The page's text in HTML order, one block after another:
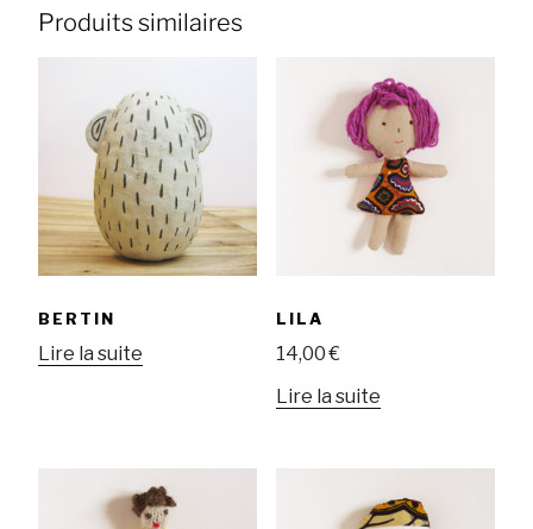
Produits similaires
BERTIN
Lire la suite
LILA
14,00€
Lire la suite